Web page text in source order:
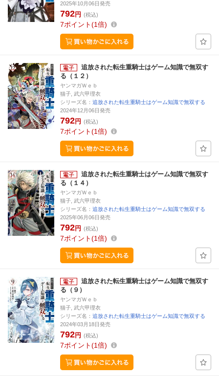
2025年10月06日発売
792円 (税込)
7ポイント 1倍
追放された転生重騎士はゲーム知識で無双す
る（１２）
ヤンマガＷｅｂ
猫子, 武六甲理衣
シリーズ名： 追放された転生重騎士はゲーム知識で無双する
2024年12月06日発売
792円 (税込)
7ポイント 1倍
追放された転生重騎士はゲーム知識で無双す
る（１４）
ヤンマガＷｅｂ
猫子, 武六甲理衣
シリーズ名： 追放された転生重騎士はゲーム知識で無双する
2025年06月06日発売
792円 (税込)
7ポイント 1倍
追放された転生重騎士はゲーム知識で無双す
る（９）
ヤンマガＷｅｂ
猫子, 武六甲理衣
シリーズ名： 追放された転生重騎士はゲーム知識で無双する
2024年03月18日発売
792円 (税込)
7ポイント 1倍